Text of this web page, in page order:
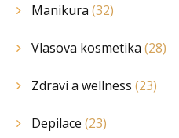
Manikura (32)
Vlasova kosmetika (28)
Zdravi a wellness (23)
Depilace (23)